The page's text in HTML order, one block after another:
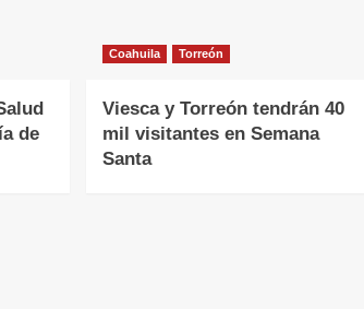
de
Coahuila Torreón
Viesca y Torreón tendrán 40
mil visitantes en Semana
Santa